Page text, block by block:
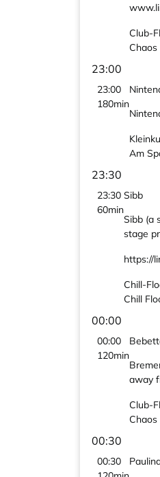
Club-
23:00
23:00
180min
Am
23:30
23:30
60min
Sibb
Sibb (a
stage
https://
Chill-
Chill
00:00
00:00
120min
away
Club-
00:30
00:30